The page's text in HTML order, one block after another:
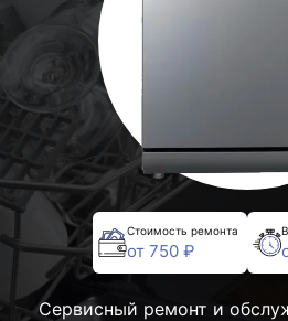
Стоимость ремонта
от 750 ₽
Сервисный ремонт и